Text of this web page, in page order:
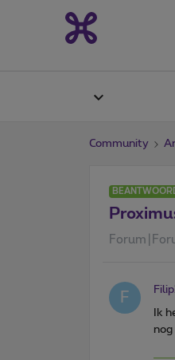
Community
F
Ik
nog